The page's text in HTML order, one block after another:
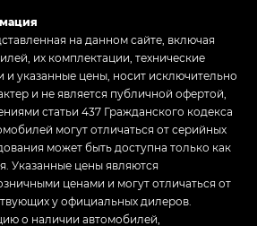
на данном сайте, включая
их комплектации, технические
и указанные цены, носит исключительно
и не является публичной офертой,
статьи 437 Гражданского кодекса
могут отличаться от серийных
может быть доступна только как
Указанные цены являются
ценами и могут отличаться от
у официальных дилеров.
о наличии автомобилей,